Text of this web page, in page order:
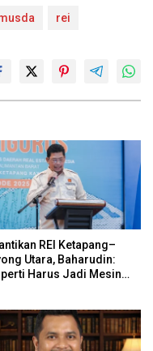
rei
REI Ketapang–
Utara, Baharudin:
Harus Jadi Mesin